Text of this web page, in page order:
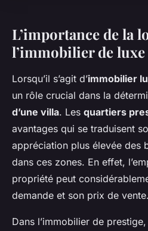
L’importance de la
l’immobilier de luxe
Lorsqu’il s’agit d’immobilier
un rôle crucial dans la
d’une villa. Les quartiers
avantages qui se traduisent
appréciation plus élevée des
dans ces zones. En effet,
propriété peut
demande et son prix de vente.
Dans l’immobilier de